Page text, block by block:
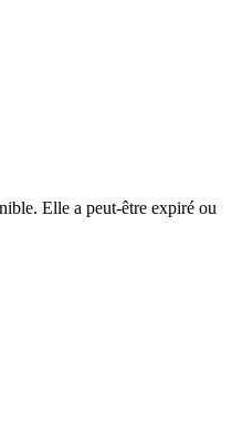
Elle a peut-être expiré ou